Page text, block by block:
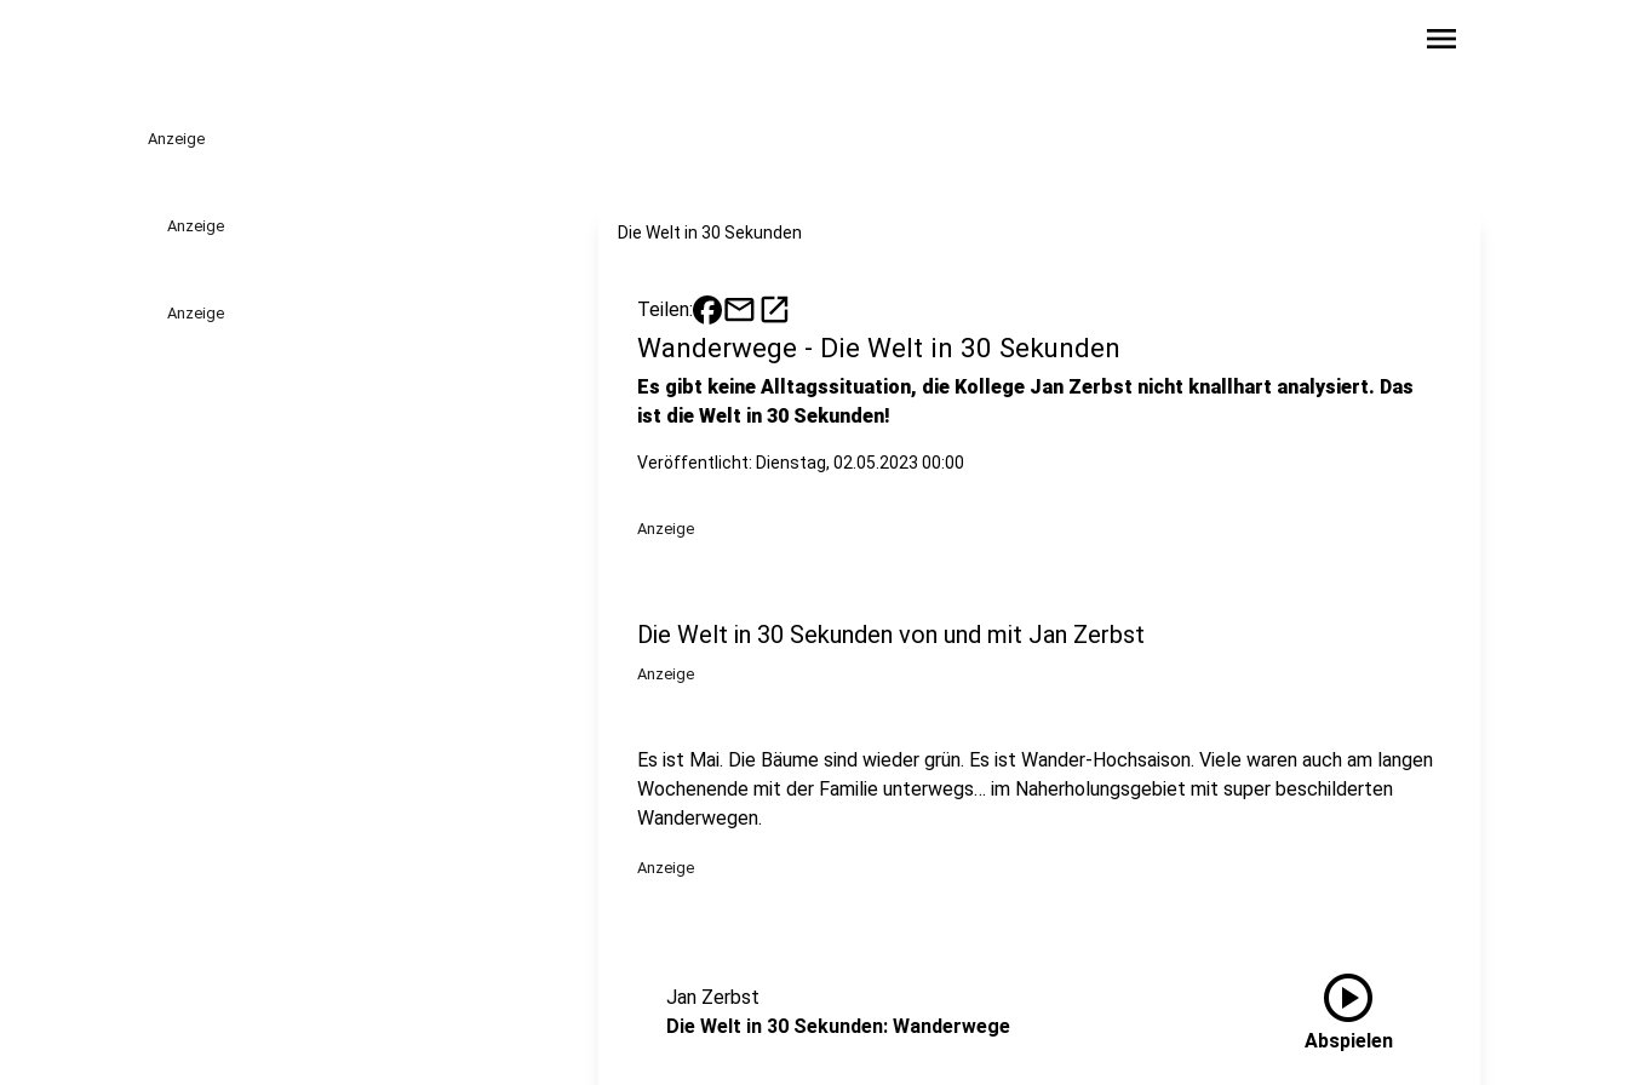
menu
Anzeige
Anzeige
Anzeige
Die Welt in 30 Sekunden
Teilen: mailopen_in_new
Wanderwege - Die Welt in 30 Sekunden
Es gibt keine Alltagssituation, die Kollege Jan Zerbst nicht knallhart analysiert. Das
ist die Welt in 30 Sekunden!
Veröffentlicht: Dienstag, 02.05.2023 00:00
Anzeige
Die Welt in 30 Sekunden von und mit Jan Zerbst
Anzeige
Es ist Mai. Die Bäume sind wieder grün. Es ist Wander-Hochsaison. Viele waren auch am langen
Wochenende mit der Familie unterwegs… im Naherholungsgebiet mit super beschilderten
Wanderwegen.
Anzeige
Jan Zerbst
Die Welt in 30 Sekunden: Wanderwege
play_circle
Abspielen